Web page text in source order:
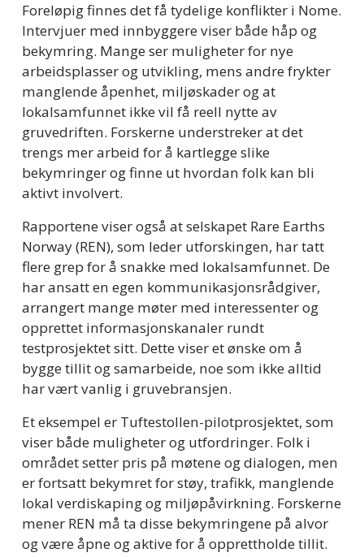
Foreløpig finnes det få tydelige konflikter i Nome.
Intervjuer med innbyggere viser både håp og
bekymring. Mange ser muligheter for nye
arbeidsplasser og utvikling, mens andre frykter
manglende åpenhet, miljøskader og at
lokalsamfunnet ikke vil få reell nytte av
gruvedriften. Forskerne understreker at det
trengs mer arbeid for å kartlegge slike
bekymringer og finne ut hvordan folk kan bli
aktivt involvert.
Rapportene viser også at selskapet Rare Earths
Norway (REN), som leder utforskingen, har tatt
flere grep for å snakke med lokalsamfunnet. De
har ansatt en egen kommunikasjonsrådgiver,
arrangert mange møter med interessenter og
opprettet informasjonskanaler rundt
testprosjektet sitt. Dette viser et ønske om å
bygge tillit og samarbeide, noe som ikke alltid
har vært vanlig i gruvebransjen.
Et eksempel er Tuftestollen-pilotprosjektet, som
viser både muligheter og utfordringer. Folk i
området setter pris på møtene og dialogen, men
er fortsatt bekymret for støy, trafikk, manglende
lokal verdiskaping og miljøpåvirkning. Forskerne
mener REN må ta disse bekymringene på alvor
og være åpne og aktive for å opprettholde tillit.